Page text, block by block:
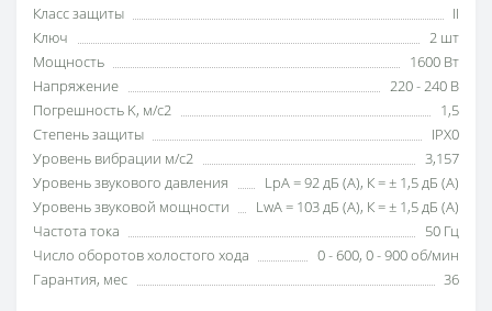
Класс защиты
II
Ключ
2 шт
Мощность
1600 Вт
Напряжение
220 - 240 В
Погрешность K, м/с2
1,5
Степень защиты
IPX0
Уровень вибрации м/с2
3,157
Уровень звукового давления
LpA = 92 дБ (А), К = ± 1,5 дБ (А)
Уровень звуковой мощности
LwA = 103 дБ (А), К = ± 1,5 дБ (А)
Частота тока
50 Гц
Число оборотов холостого хода
0 - 600, 0 - 900 об/мин
Гарантия, мес
36